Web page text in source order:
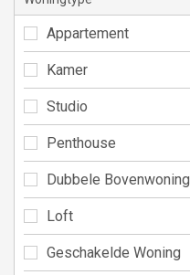
Appartement
Kamer
Studio
Penthouse
Dubbele Bovenwoning
Loft
Geschakelde Woning